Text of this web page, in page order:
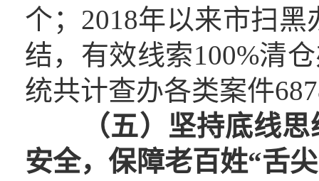
个；2018年以来市扫
结，有效线索100%清
统共计查办各类案件
（五）坚持底线
安全，保障老百姓“舌